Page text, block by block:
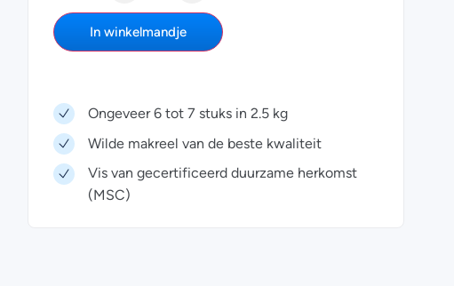
In winkelmandje
Ongeveer 6 tot 7 stuks in 2.5 kg
Wilde makreel van de beste kwaliteit
Vis van gecertificeerd duurzame herkomst
(MSC)